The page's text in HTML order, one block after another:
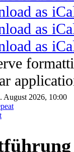
August 2026, 10:00